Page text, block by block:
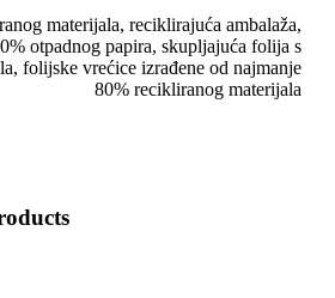
materijala, reciklirajuća ambalaža,
otpadnog papira, skupljajuća folija s
folijske vrećice izrađene od najmanje
80% recikliranog materijala